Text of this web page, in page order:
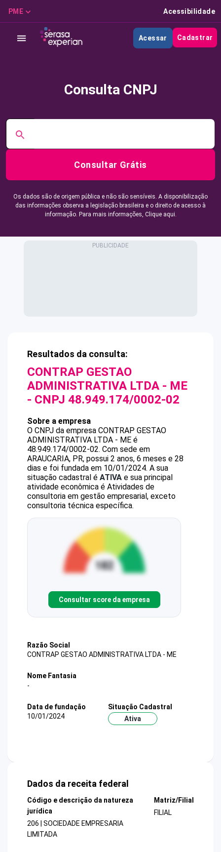
PME Acessibilidade
Acessar Cadastrar
Consulta CNPJ
Consultar Grátis
Os dados são de origem pública e não são sensíveis. A disponibilização
das informações observa a legislação brasileira e o direito de acesso à
informação. Para mais informações, Clique aqui.
Resultados da consulta:
CONTRAP GESTAO
ADMINISTRATIVA LTDA - ME
- CNPJ 48.949.174/0002-02
Sobre a empresa
O CNPJ da empresa CONTRAP GESTAO
ADMINISTRATIVA LTDA - ME é
48.949.174/0002-02. Com sede em
ARAUCARIA, PR, possui 2 anos, 6 meses e 28
dias e foi fundada em 10/01/2024. A sua
situação cadastral é ATIVA e sua principal
atividade econômica é Atividades de
consultoria em gestão empresarial, exceto
consultoria técnica específica.
Consultar score da empresa
Razão Social
CONTRAP GESTAO ADMINISTRATIVA LTDA - ME
Nome Fantasia
-
Data de fundação
10/01/2024
Situação Cadastral
Ativa
Dados da receita federal
Código e descrição da natureza
jurídica
206 | SOCIEDADE EMPRESARIA
LIMITADA
Matriz/Filial
FILIAL